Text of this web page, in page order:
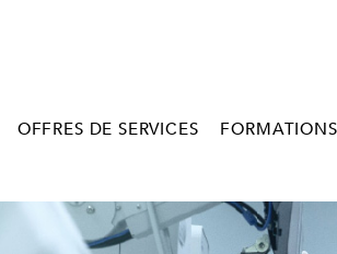
OFFRES DE SERVICES FORMATIONS